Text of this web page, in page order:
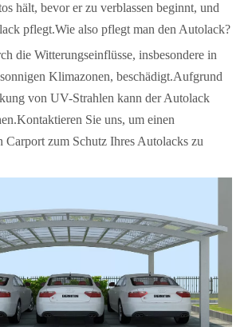
hält, bevor er zu verblassen beginnt, und
pflegt.Wie also pflegt man den Autolack?
die Witterungseinflüsse, insbesondere in
Klimazonen, beschädigt.Aufgrund
von UV-Strahlen kann der Autolack
Sie uns, um einen
Carport zum Schutz Ihres Autolacks zu